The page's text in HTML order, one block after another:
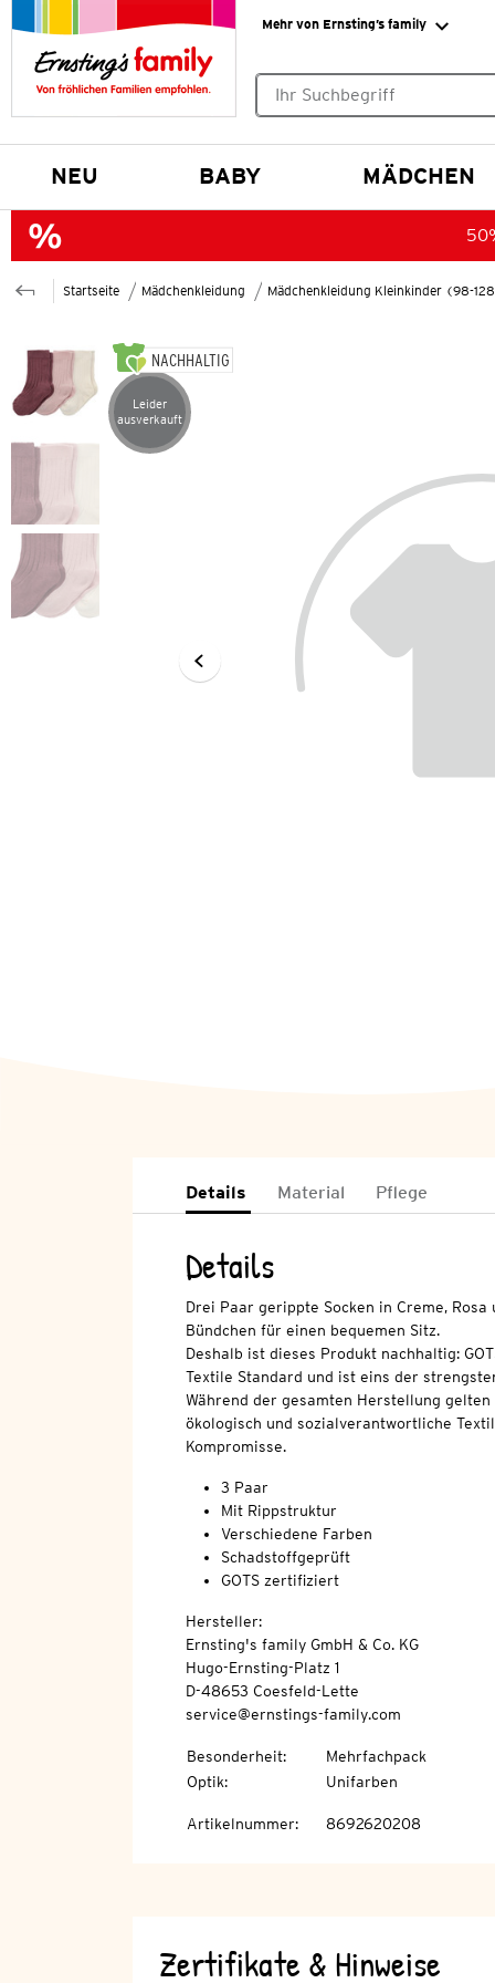
Mehr von Ernsting’s family
NEU BABY MÄDCHEN
Startseite Mädchenkleidung Mädchenkleidung Kleinkinder (98-
NACHHALTIG
Artikel leider ausverkauft
Leider
ausverkauft
Details Material Pflege
Details
Drei Paar gerippte Socken in Creme,
Bündchen für einen bequemen Sitz.
Deshalb ist dieses Produkt nachhaltig:
Textile Standard und ist eins der
Während der gesamten Herstellung
ökologisch und sozialverantwortliche
Kompromisse.
3 Paar
Mit Rippstruktur
Verschiedene Farben
Schadstoffgeprüft
GOTS zertifiziert
Hersteller:
Ernsting's family GmbH & Co. KG
Hugo-Ernsting-Platz 1
D-48653 Coesfeld-Lette
service@ernstings-family.com
Besonderheit:
Mehrfachpack
Optik: Unifarben
Artikelnummer: 8692620208
Zertifikate & Hinweise